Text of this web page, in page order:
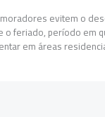
evitem o
o feriado, período em
em áreas